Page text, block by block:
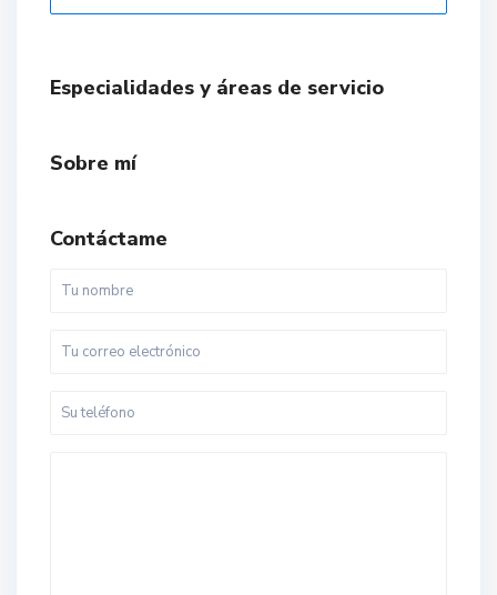
Especialidades y áreas de servicio
Sobre mí
Contáctame